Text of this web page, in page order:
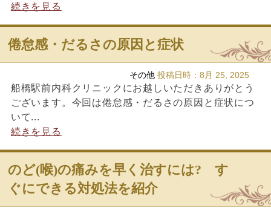
続きを見る
倦怠感・だるさの原因と症状
その他 投稿日時：8月 25, 2025
船橋駅前内科クリニックにお越しいただきありがとう
ございます。今回は倦怠感・だるさの原因と症状につ
いて...
続きを見る
のど(喉)の痛みを早く治すには? す
ぐにできる対処法を紹介